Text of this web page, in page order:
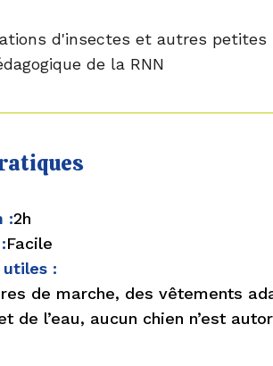
d'insectes et autres petites
de la RNN
:2h
Facile
:
de marche, des vêtements
de l’eau, aucun chien n’est